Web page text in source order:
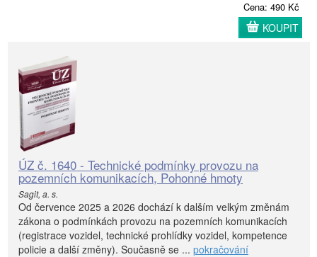
Cena: 490 Kč
KOUPIT
ÚZ č. 1640 - Technické podmínky provozu na
pozemních komunikacích, Pohonné hmoty
Sagit, a. s.
Od července 2025 a 2026 dochází k dalším velkým změnám
zákona o podmínkách provozu na pozemních komunikacích
(registrace vozidel, technické prohlídky vozidel, kompetence
policie a další změny). Současně se ... pokračování